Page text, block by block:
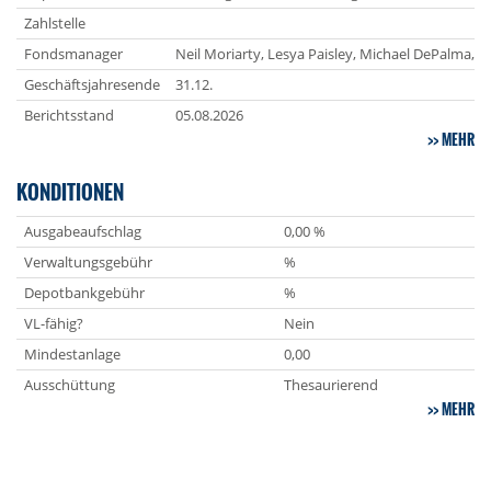
Zahlstelle
Fondsmanager
Neil Moriarty, Lesya Paisley, Michael DePalma,
Geschäftsjahresende
31.12.
Berichtsstand
05.08.2026
MEHR
KONDITIONEN
Ausgabeaufschlag
0,00 %
Verwaltungsgebühr
%
Depotbankgebühr
%
VL-fähig?
Nein
Mindestanlage
0,00
Ausschüttung
Thesaurierend
MEHR